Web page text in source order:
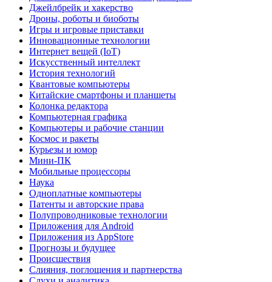
Джейлбрейк и хакерство
Дроны, роботы и биоботы
Игры и игровые приставки
Инновационные технологии
Интернет вещей (IoT)
Искусственный интеллект
История технологий
Квантовые компьютеры
Китайские смартфоны и планшеты
Колонка редактора
Компьютерная графика
Компьютеры и рабочие станции
Космос и ракеты
Курьезы и юмор
Мини-ПК
Мобильные процессоры
Наука
Одноплатные компьютеры
Патенты и авторские права
Полупроводниковые технологии
Приложения для Android
Приложения из AppStore
Прогнозы и будущее
Происшествия
Слияния, поглощения и партнерства